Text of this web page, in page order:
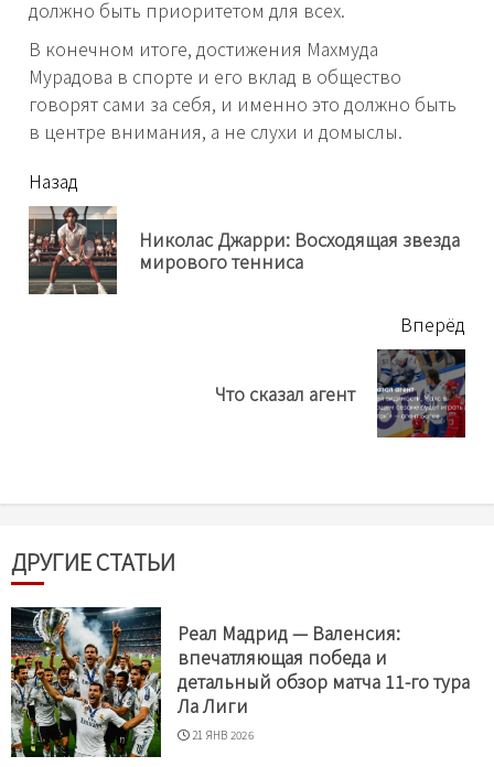
должно быть приоритетом для всех.
В конечном итоге, достижения Махмуда
Мурадова в спорте и его вклад в общество
говорят сами за себя, и именно это должно быть
в центре внимания, а не слухи и домыслы.
читать
еще
Назад
Николас Джарри: Восходящая звезда
мирового тенниса
Вперёд
Что сказал агент
ДРУГИЕ СТАТЬИ
Реал Мадрид — Валенсия:
впечатляющая победа и
детальный обзор матча 11-го тура
Ла Лиги
21 ЯНВ 2026